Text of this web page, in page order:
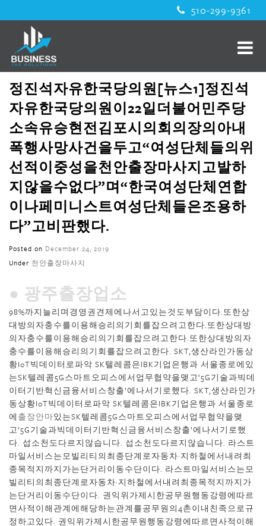
510-299-9361
정진석자유한국당의원[뉴스1]정진석
자유한국당의원이22일더불어민주당
소속유승현전김포시의회의장의아내
폭행사망사건을두고“여성단체들의위
선적이중성을천안출장마사지고발하
지않을수없다”며“한국여성단체연합
이나페미니스트여성단체들은조용하
다”고비판했다.
Posted on December 24, 2019
Under 천안출장마사지
● 광주출장업소
98%까지늘리며경영권견제에나서고있는것도부담이다.또한상
대방의자충수를이용해승리의기회를잡으려고한다.또한상대방
의자충수를이용해승리의기회를잡으려고한다.또한상대방의자
충수를이용해승리의기회를잡으려고한다. SKT,생산라인가동상
황IoT빅데이터로파악 SK텔레콤은IBK기업은행과 서울종로에있
는SK텔레콤5G스마트오피스에서업무협약을맺고‘5G기술과빅데
이터기반혁신금융서비스창출’에나서기로했다. SKT,생산라인가
동상황IoT빅데이터로파악 SK텔레콤은IBK기업은행과 서울종로
에 출장안마있는SK텔레콤5G스마트오피스에서업무협약을맺
고‘5G기술과빅데이터기반혁신금융서비스창출’에나서기로했
다. 섭소천도다르지않습니다. 섭소천도다르지않습니다. 라스트
마일서비스는모빌리티의최종단계로자동차·지하철에서내려최
종목적지까지가는단거리이동수단이다. 라스트마일서비스는모
빌리티의최종단계로자동차·지하철에서내려최종목적지까지가
는단거리이동수단이다. 권익위가제시한공무원행동강령에따르
면사적이해관계에해당하는관계를공무원의4촌이내친족으로규
정하고있다. 권익위가제시한공무원행동강령에따르면사적이해